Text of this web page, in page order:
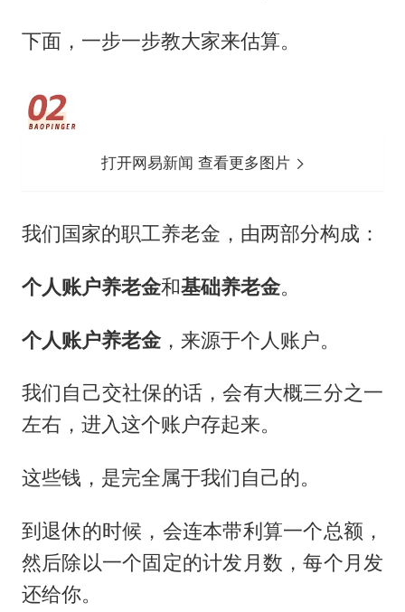
下面，一步一步教大家来估算。
打开网易新闻 查看更多图片
我们国家的职工养老金，由两部分构成：
个人账户养老金和基础养老金。
个人账户养老金，来源于个人账户。
我们自己交社保的话，会有大概三分之一
左右，进入这个账户存起来。
这些钱，是完全属于我们自己的。
到退休的时候，会连本带利算一个总额，
然后除以一个固定的计发月数，每个月发
还给你。